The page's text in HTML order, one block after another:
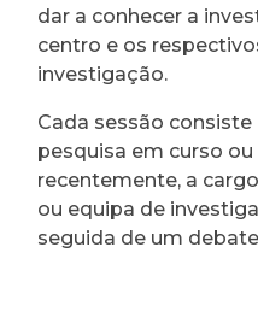
dar a conhecer a
centro e os
investigação.
Cada sessão
pesquisa em curso
recentemente, a
ou equipa de
seguida de um